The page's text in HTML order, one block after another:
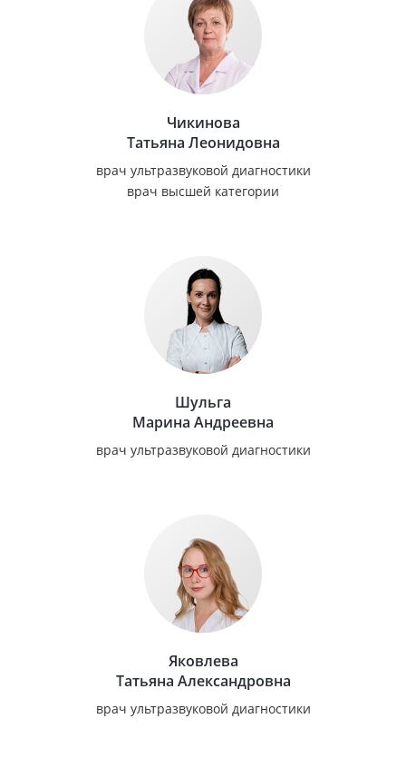
Чикинова
Татьяна Леонидовна
врач ультразвуковой диагностики
врач высшей категории
Шульга
Марина Андреевна
врач ультразвуковой диагностики
Яковлева
Татьяна Александровна
врач ультразвуковой диагностики